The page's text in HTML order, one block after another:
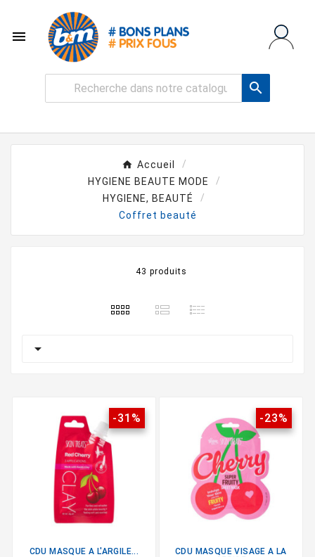


Accueil
HYGIENE BEAUTE MODE
HYGIENE, BEAUTÉ
Coffret beauté
43 produits

-31%
CDU MASQUE A L'ARGILE...
-23%
CDU MASQUE VISAGE A LA